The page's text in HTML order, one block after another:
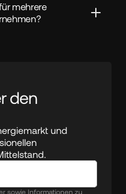
mehrere
den
und
sowie Informationen zu